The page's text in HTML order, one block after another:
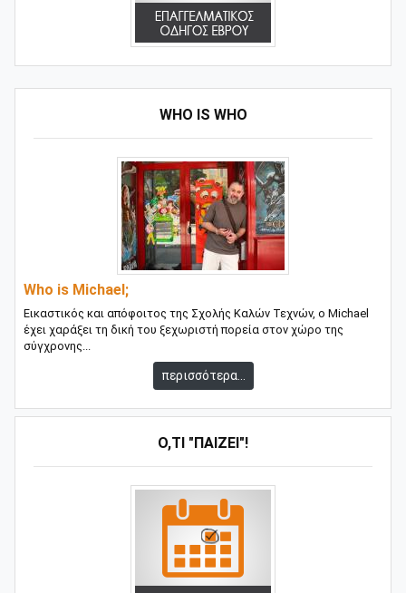
WHO IS WHO
Who is Michael;
Εικαστικός και απόφοιτος της Σχολής Καλών Τεχνών, ο Michael
έχει χαράξει τη δική του ξεχωριστή πορεία στον χώρο της
σύγχρονης...
περισσότερα...
Ό,ΤΙ "ΠΑΊΖΕΙ"!